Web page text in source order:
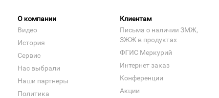
О компании
Видео
История
Сервис
Нас выбрали
Наши партнеры
Политика
Клиентам
Письма о наличии ЗМЖ,
ЗЖЖ в продуктах
ФГИС Меркурий
Интернет заказ
Конференции
Акции